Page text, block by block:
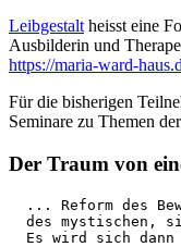
Leibgestalt heisst eine
Ausbilderin und
https://maria-ward-
Für die bisherigen
Seminare zu Themen
Der Traum von
... Reform des
des mystischen,
Es wird sich